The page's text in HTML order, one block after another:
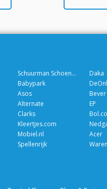
Schuurman Schoenen
Babypark
Asos
Alternate
Clarks
Kleertjes.com
Mobiel.nl
Spellenrijk
Daka
Bever
EP
Acer